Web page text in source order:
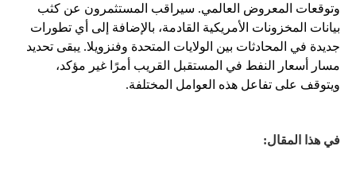
وتوقعات المعروض العالمي. سيراقب المستثمرون عن كثب
بيانات المخزونات الأمريكية القادمة، بالإضافة إلى أي تطورات
جديدة في المحادثات بين الولايات المتحدة وفنزويلا. يبقى تحديد
مسار أسعار النفط في المستقبل القريب أمرًا غير مؤكد،
ويتوقف على تفاعل هذه العوامل المختلفة.
في هذا المقال: